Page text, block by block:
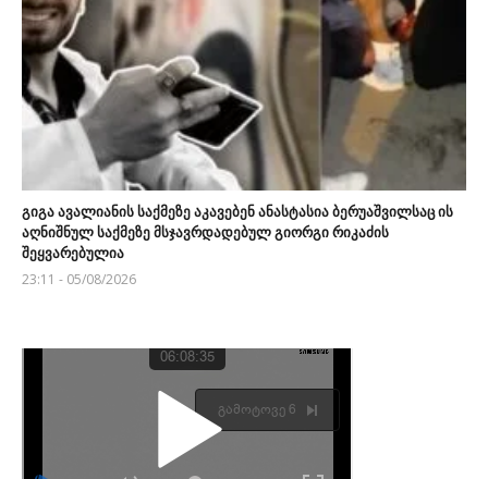
გიგა ავალიანის საქმეზე აკავებენ ანასტასია ბერუაშვილსაც ის
აღნიშნულ საქმეზე მსჯავრდადებულ გიორგი რიკაძის
შეყვარებულია
23:11 - 05/08/2026